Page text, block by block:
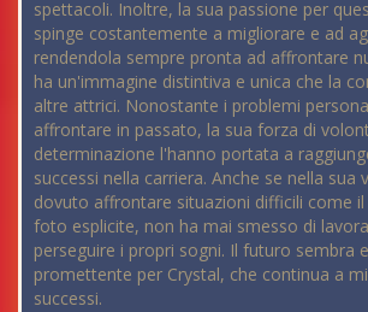
spettacoli. Inoltre, la sua passione per
spinge costantemente a migliorare e ad
rendendola sempre pronta ad affrontare
ha un'immagine distintiva e unica che la
altre attrici. Nonostante i problemi
affrontare in passato, la sua forza di
determinazione l'hanno portata a
successi nella carriera. Anche se nella sua
dovuto affrontare situazioni difficili come
foto esplicite, non ha mai smesso di
perseguire i propri sogni. Il futuro sembra
promettente per Crystal, che continua a
successi.